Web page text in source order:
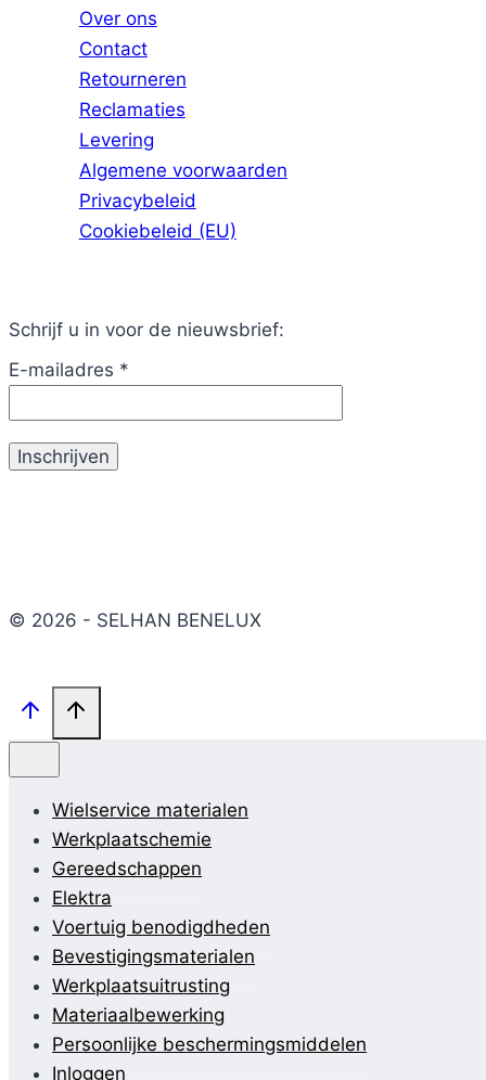
Over ons
Contact
Retourneren
Reclamaties
Levering
Algemene voorwaarden
Privacybeleid
Cookiebeleid (EU)
Schrijf u in voor de nieuwsbrief:
E-mailadres *
© 2026 - SELHAN BENELUX
Wielservice materialen
Werkplaatschemie
Gereedschappen
Elektra
Voertuig benodigdheden
Bevestigingsmaterialen
Werkplaatsuitrusting
Materiaalbewerking
Persoonlijke beschermingsmiddelen
Inloggen